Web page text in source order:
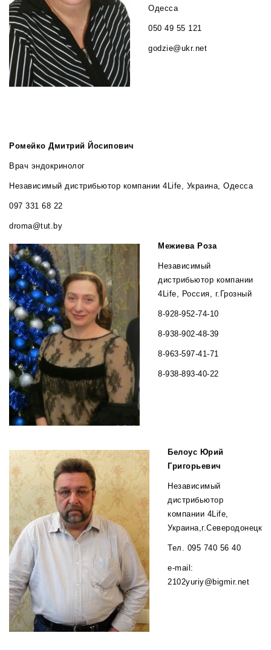
Одесса
050 49 55 121
godzie@ukr.net
Ромейко Дмитрий Йосипович
Врач эндокринолог
Независимый дистрибьютор компании 4Life, Украина, Одесса
097 331 68 22
droma@tut.by
Межиева Роза
Независимый
дистрибьютор компании
4Life, Россия, г.Грозный
8-928-952-74-10
8-938-902-48-39
8-963-597-41-71
8-938-893-40-22
Белоус Юрий
Григорьевич
Независимый
дистрибьютор
компании 4Life,
Украина,г.Северодонецк
Тел. 095 740 56 40
e-mail:
2102yuriy@bigmir.net